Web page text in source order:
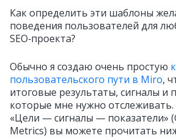
Как определить эти шаблоны
поведения пользователей для
SEO‑проекта?
Обычно я создаю очень простую
пользовательского пути в Miro,
итоговые результаты, сигналы и
которые мне нужно
«Цели — сигналы — показатели»
Metrics) вы можете прочитать